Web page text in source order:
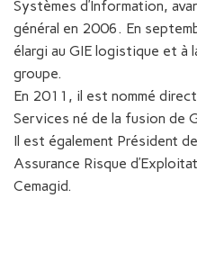
Systèmes d’Information,
général en 2006. En
élargi au GIE logistique et à
groupe.
En 2011, il est nommé
Services né de la fusion de
Il est également Président
Assurance Risque
Cemagid.